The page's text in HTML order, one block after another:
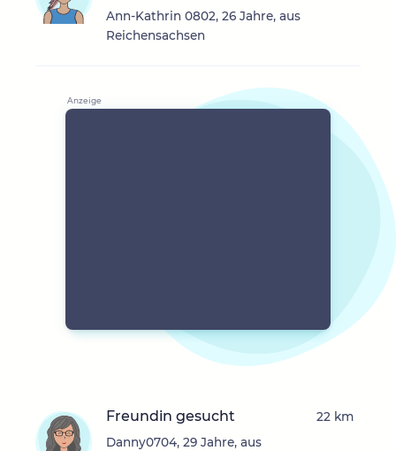
Ann-Kathrin 0802, 26 Jahre, aus
Reichensachsen
Freundin gesucht
Danny0704, 29 Jahre, aus
22 km